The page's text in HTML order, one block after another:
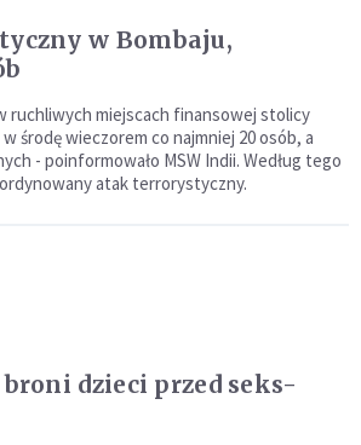
w Bombaju,
ruchliwych miejscach finansowej stolicy
środę wieczorem co najmniej 20 osób, a
- poinformowało MSW Indii. Według tego
atak terrorystyczny.
broni dzieci przed seks-